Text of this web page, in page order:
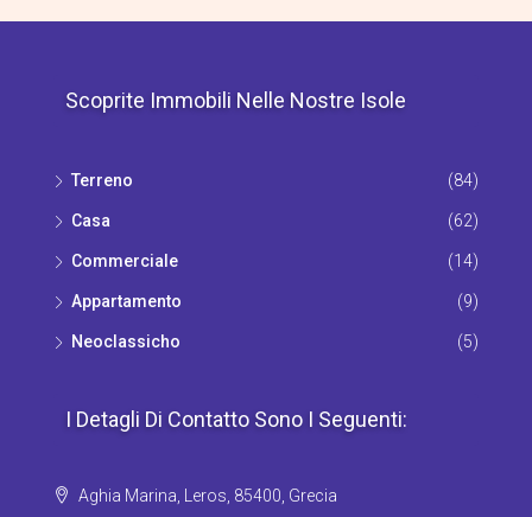
Scoprite Immobili Nelle Nostre Isole
Terrenο (84)
Casa (62)
Commerciale (14)
Appartamento (9)
Νeoclassicho (5)
I Detagli Di Contatto Sono I Seguenti:
Aghia Marina, Leros, 85400, Grecia